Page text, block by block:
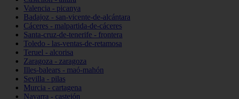
Valencia - picanya
Badajoz - san-vicente-de-alcántara
Cáceres - malpartida-de-cáceres
Santa-cruz-de-tenerife - frontera
Toledo - las-ventas-de-retamosa
Teruel - alcorisa
Zaragoza - zaragoza
Illes-balears - maó-mahón
Sevilla - pilas
Murcia - cartagena
Navarra - castejón